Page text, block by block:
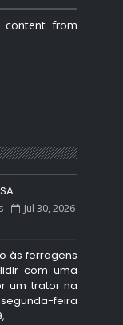
content from
Jul 30, 2026
às ferragens
com uma
um trator na
feira